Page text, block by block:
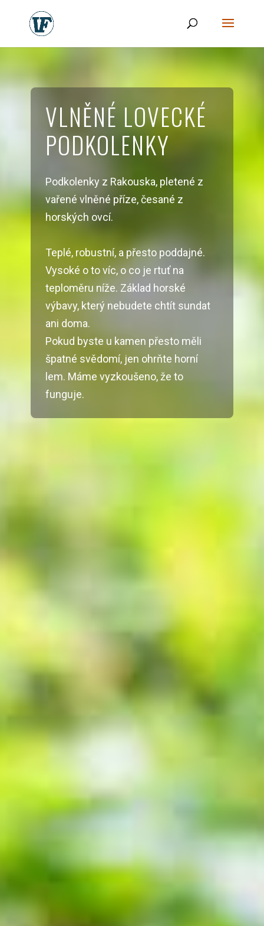
VLNĚNÉ LOVECKÉ
PODKOLENKY
Podkolenky z Rakouska, pletené z
vařené vlněné příze, česané z
horských ovcí.
Teplé, robustní, a přesto poddajné.
Vysoké o to víc, o co je rtuť na
teploměru níže. Základ horské
výbavy, který nebudete chtít sundat
ani doma.
Pokud byste u kamen přesto měli
špatné svědomí, jen ohrňte horní
lem. Máme vyzkoušeno, že to
funguje.